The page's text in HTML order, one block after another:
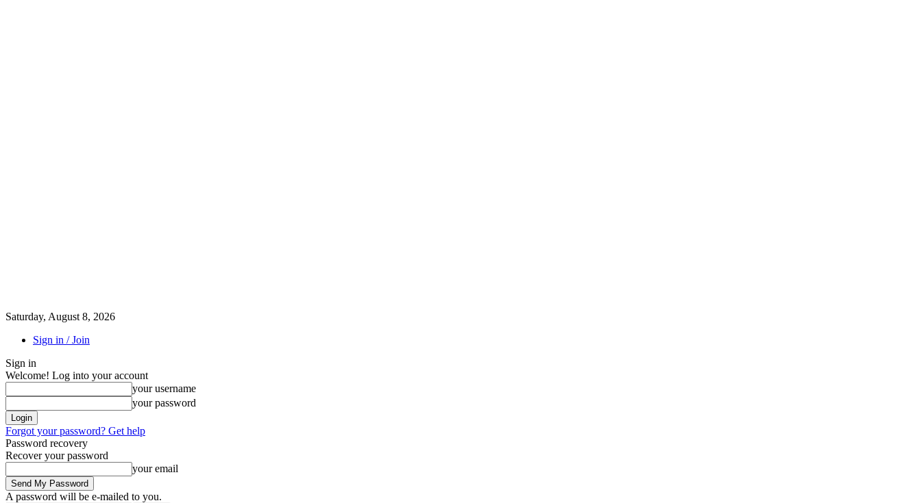
Saturday, August 8, 2026
Sign in / Join
Sign in
Welcome! Log into your account
your username
your password
Forgot your password? Get help
Password recovery
Recover your password
your email
A password will be e-mailed to you.